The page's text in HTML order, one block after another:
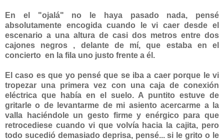
En el "ojalá" no le haya pasado nada, pensé
absolutamente encogida cuando le vi caer desde el
escenario a una altura de casi dos metros entre dos
cajones negros , delante de mí, que estaba en el
concierto en la fila uno justo frente a él.
El caso es que yo pensé que se iba a caer porque le vi
tropezar una primera vez con una caja de conexión
eléctrica que había en el suelo. A puntito estuve de
gritarle o de levantarme de mi asiento acercarme a la
valla haciéndole un gesto firme y enérgico para que
retrocediese cuando vi que volvía hacia la cajita, pero
todo sucedió demasiado deprisa, pensé... si le grito o le